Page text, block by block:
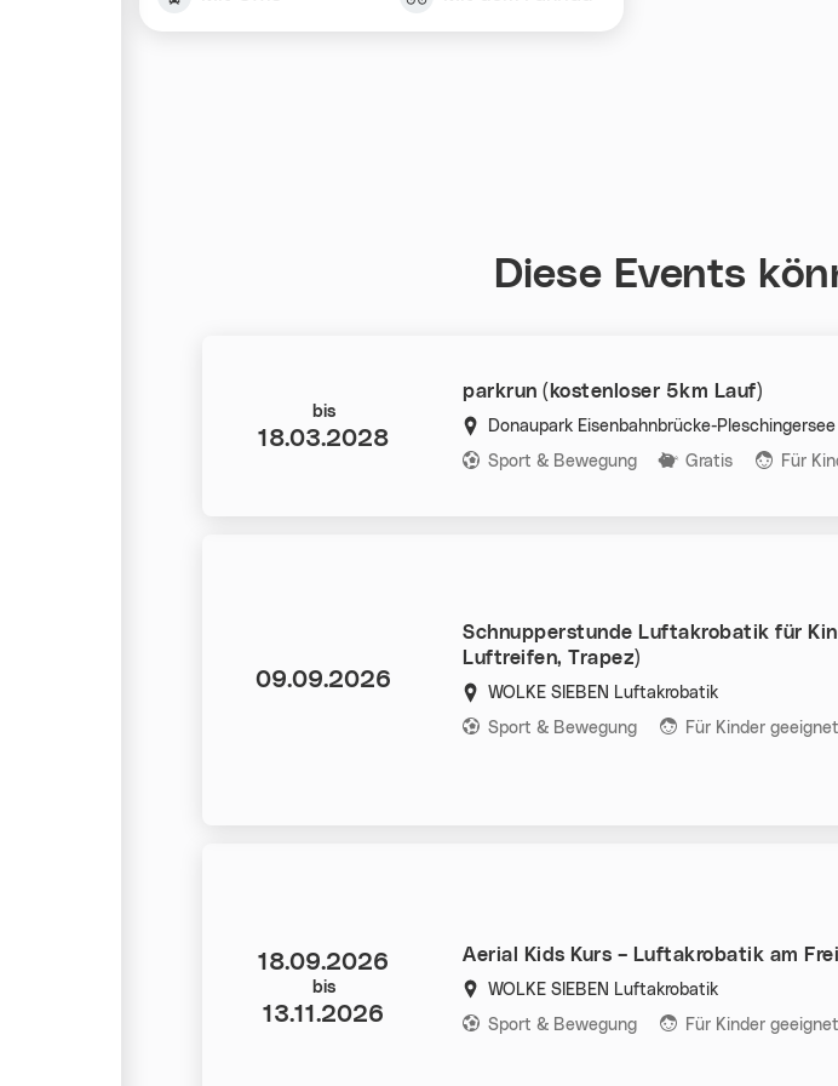
Diese Events
parkrun (kostenloser 5km Lauf)
Donaupark Eisenbahnbrücke-Pleschingersee
Kategorien:
Sport & Bewegung Gratis Für
Datum:
bis
18.03.2028
Schnupperstunde Luftakrobatik für
Luftreifen, Trapez)
WOLKE SIEBEN Luftakrobatik
Kategorien:
Sport & Bewegung Für Kinder geeignet
Datum:
09.09.2026
Aerial Kids Kurs – Luftakrobatik am
WOLKE SIEBEN Luftakrobatik
Kategorien:
Sport & Bewegung Für Kinder geeignet
Datum:
18.09.2026
bis
13.11.2026